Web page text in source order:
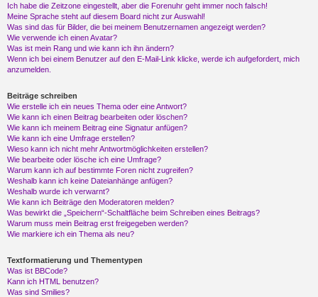
Ich habe die Zeitzone eingestellt, aber die Forenuhr geht immer noch falsch!
Meine Sprache steht auf diesem Board nicht zur Auswahl!
Was sind das für Bilder, die bei meinem Benutzernamen angezeigt werden?
Wie verwende ich einen Avatar?
Was ist mein Rang und wie kann ich ihn ändern?
Wenn ich bei einem Benutzer auf den E-Mail-Link klicke, werde ich aufgefordert, mich
anzumelden.
Beiträge schreiben
Wie erstelle ich ein neues Thema oder eine Antwort?
Wie kann ich einen Beitrag bearbeiten oder löschen?
Wie kann ich meinem Beitrag eine Signatur anfügen?
Wie kann ich eine Umfrage erstellen?
Wieso kann ich nicht mehr Antwortmöglichkeiten erstellen?
Wie bearbeite oder lösche ich eine Umfrage?
Warum kann ich auf bestimmte Foren nicht zugreifen?
Weshalb kann ich keine Dateianhänge anfügen?
Weshalb wurde ich verwarnt?
Wie kann ich Beiträge den Moderatoren melden?
Was bewirkt die „Speichern“-Schaltfläche beim Schreiben eines Beitrags?
Warum muss mein Beitrag erst freigegeben werden?
Wie markiere ich ein Thema als neu?
Textformatierung und Thementypen
Was ist BBCode?
Kann ich HTML benutzen?
Was sind Smilies?